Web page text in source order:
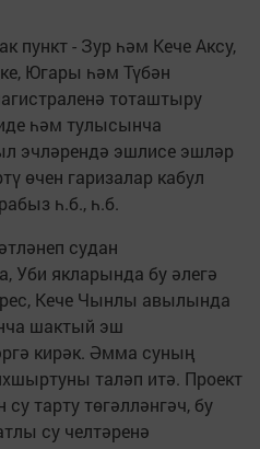
пункт - Зур һәм Кече Аксу,
Югары һәм Түбән
тоташтыру
һәм тулысынча
эчләрендә эшлисе эшләр
өчен гаризалар кабул
һ.б., һ.б.
судан
Уби якларында бу әлегә
Кече Чынлы авылында
шактый эш
кирәк. Әмма суның
таләп итә. Проект
тарту төгәлләнгәч, бу
су челтәренә